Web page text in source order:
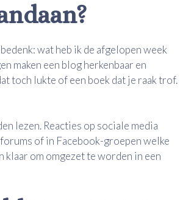
wat heb ik de afgelopen week
maken een blog herkenbaar en
toch lukte of een boek dat je raak trof.
lezen. Reacties op sociale media
of in Facebook-groepen welke
om omgezet te worden in een